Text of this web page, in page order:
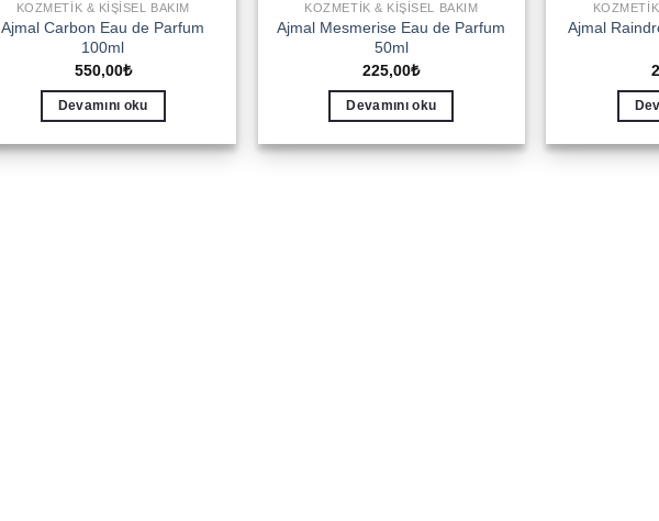
KOZMETIK & KIŞISEL BAKIM
Ajmal Carbon Eau de Parfum
100ml
550,00₺
Devamını oku
KOZMETIK & KIŞISEL BAKIM
Ajmal Mesmerise Eau de Parfum
50ml
225,00₺
Devamını oku
Ajmal